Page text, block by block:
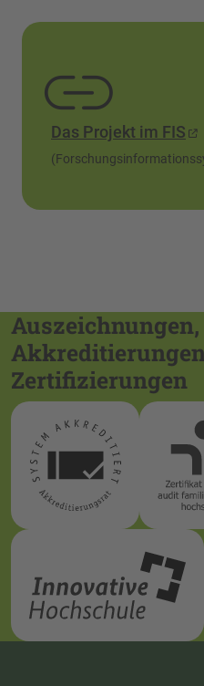
Das Projekt im FIS
Auszeichnungen,
Zertifizierungen